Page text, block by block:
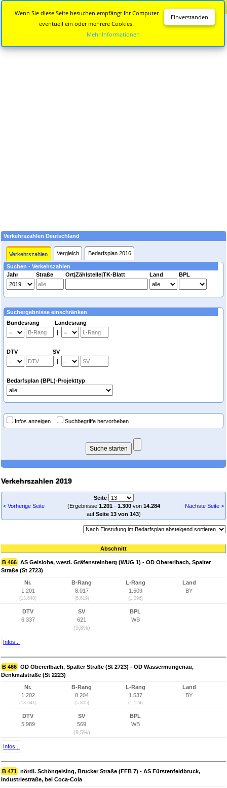
Verkehrszahlen Deutschland
Verkehrszahlen Vergleich Bedarfsplan 2016
Suchen - Verkehszahlen
Jahr
Straße Ort|Zählstelle|TK-Blatt Land BPL
Suchergebnisse einschränken
Bundesrang Landesrang
|
DTV SV
|
Bedarfsplan (BPL)-Projekttyp
Infos anzeigen Suchbegriffe hervorheben
Verkehrszahlen 2019
< Vorherige Seite
Seite
(Ergebnisse 1.201- 1.300von 14.284
auf Seite 13 von 143)
Nächste Seite >
Abschnitt
B 466 AS Geislohe, westl. Gräfensteinberg (WUG 1) - OD Obererlbach, Spalter
Straße (St 2723)
Nr.
1.201
(13.640)
B-Rang
8.017
(5.619)
L-Rang
1.509
(1.096)
Land
BY
DTV
6.337
SV
621
(9,8%)
BPL
WB
Infos...
B 466 OD Obererlbach, Spalter Straße (St 2723) - OD Wassermungenau,
Denkmalstraße (St 2223)
Nr.
1.202
(13.641)
B-Rang
8.204
(5.805)
L-Rang
1.537
(1.124)
Land
BY
DTV
5.989
SV
569
(9,5%)
BPL
WB
Infos...
B 471 nördl. Schöngeising, Brucker Straße (FFB 7) - AS Fürstenfeldbruck,
Industriestraße, bei Coca-Cola
Einverstanden
Wenn Sie diese Seite besuchen empfängt Ihr Computer
eventuell ein oder mehrere Cookies.
Mehr Informationen